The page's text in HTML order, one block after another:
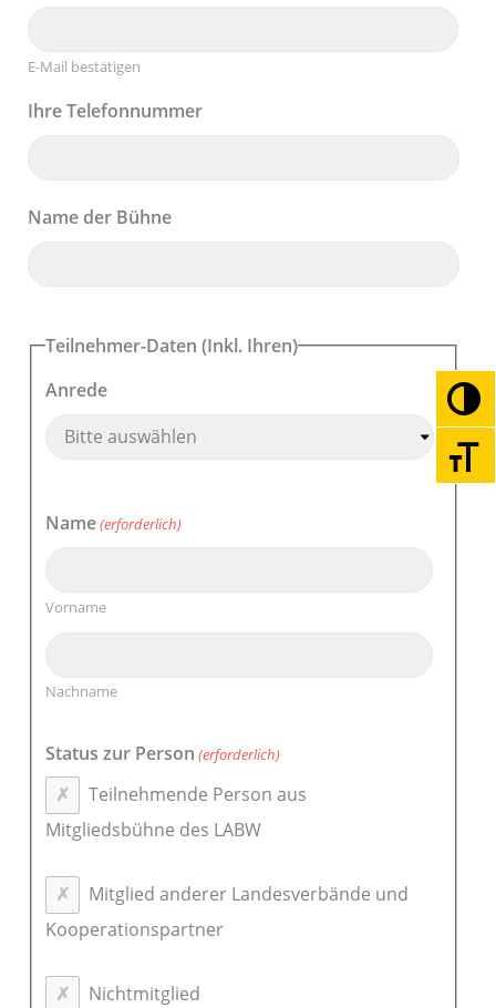
E-Mail bestätigen
Ihre Telefonnummer
Name der Bühne
Teilnehmer-Daten (Inkl. Ihren)
Anrede
Name(erforderlich)
Vorname
Nachname
Status zur Person (erforderlich)
Teilnehmende Person aus
Mitgliedsbühne des LABW
Mitglied anderer Landesverbände und
Kooperationspartner
Nichtmitglied